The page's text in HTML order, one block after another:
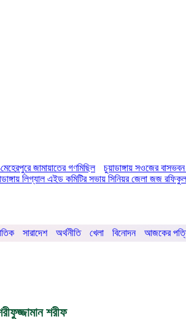
জামায়াতের গণমিছিল
চুয়াডাঙ্গায় সওজের
লিগ্যাল এইড কমিটির সভায় সিনিয়র জেলা জজ
সারাদেশ অর্থনীতি খেলা বিনোদন আজকের
শরীফ